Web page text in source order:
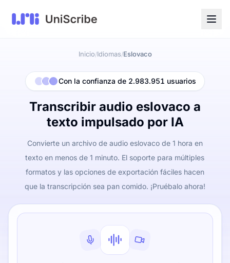
Inicio/Idiomas/Eslovaco
Con la confianza de 2.983.951 usuarios
Transcribir audio eslovaco a
texto impulsado por IA
Convierte un archivo de audio eslovaco de 1 hora en
texto en menos de 1 minuto. El soporte para múltiples
formatos y las opciones de exportación fáciles hacen
que la transcripción sea pan comido. ¡Pruébalo ahora!